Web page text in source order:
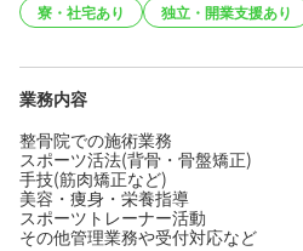
寮・社宅あり
独立・開業支援あり
業務内容
整骨院での施術業務
スポーツ活法(背骨・骨盤矯正)
手技(筋肉矯正など)
美容・痩身・栄養指導
スポーツトレーナー活動
その他管理業務や受付対応など